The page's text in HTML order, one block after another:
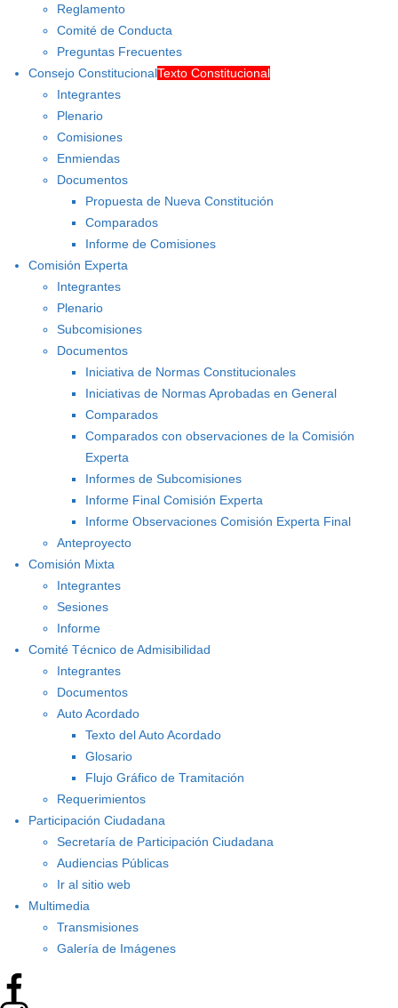
Reglamento
Comité de Conducta
Preguntas Frecuentes
Consejo ConstitucionalTexto Constitucional
Integrantes
Plenario
Comisiones
Enmiendas
Documentos
Propuesta de Nueva Constitución
Comparados
Informe de Comisiones
Comisión Experta
Integrantes
Plenario
Subcomisiones
Documentos
Iniciativa de Normas Constitucionales
Iniciativas de Normas Aprobadas en General
Comparados
Comparados con observaciones de la Comisión
Experta
Informes de Subcomisiones
Informe Final Comisión Experta
Informe Observaciones Comisión Experta Final
Anteproyecto
Comisión Mixta
Integrantes
Sesiones
Informe
Comité Técnico de Admisibilidad
Integrantes
Documentos
Auto Acordado
Texto del Auto Acordado
Glosario
Flujo Gráfico de Tramitación
Requerimientos
Participación Ciudadana
Secretaría de Participación Ciudadana
Audiencias Públicas
Ir al sitio web
Multimedia
Transmisiones
Galería de Imágenes